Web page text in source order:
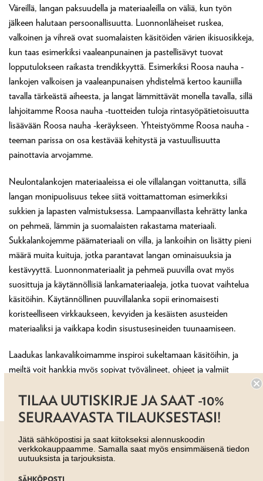
Väreillä, langan paksuudella ja materiaaleilla on väliä, kun työn
jälkeen halutaan persoonallisuutta. Luonnonläheiset ruskea,
valkoinen ja vihreä ovat suomalaisten käsitöiden värien ikisuosikkeja,
kun taas esimerkiksi vaaleanpunainen ja pastellisävyt tuovat
lopputulokseen raikasta trendikkyyttä. Esimerkiksi Roosa nauha -
lankojen valkoisen ja vaaleanpunaisen yhdistelmä kertoo kauniilla
tavalla tärkeästä aiheesta, ja langat lämmittävät monella tavalla, sillä
lahjoitamme Roosa nauha -tuotteiden tuloja rintasyöpätietoisuutta
lisäävään Roosa nauha -keräykseen. Yhteistyömme Roosa nauha -
teeman parissa on osa kestävää kehitystä ja vastuullisuutta
painottavia arvojamme.
Neulontalankojen materiaaleissa ei ole villalangan voittanutta, sillä
langan monipuolisuus tekee siitä voittamattoman esimerkiksi
sukkien ja lapasten valmistuksessa. Lampaanvillasta kehrätty lanka
on pehmeä, lämmin ja suomalaisten rakastama materiaali.
Sukkalankojemme päämateriaali on villa, ja lankoihin on lisätty pieni
määrä muita kuituja, jotka parantavat langan ominaisuuksia ja
kestävyyttä. Luonnonmateriaalit ja pehmeä puuvilla ovat myös
suosittuja ja käytännöllisiä lankamateriaaleja, jotka tuovat vaihtelua
käsitöihin. Käytännöllinen puuvillalanka sopii erinomaisesti
koristeelliseen virkkaukseen, kevyiden ja kesäisten asusteiden
materiaaliksi ja vaikkapa kodin sisustusesineiden tuunaamiseen.
Laadukas lankavalikoimamme inspiroi sukeltamaan käsitöihin, ja
meiltä voit hankkia myös sopivat työvälineet, ohjeet ja valmiit
TILAA UUTISKIRJE JA SAAT -10%
SEURAAVASTA TILAUKSESTASI!
Jätä sähköpostisi ja saat kiitokseksi alennuskoodin
verkkokauppaamme. Samalla saat myös ensimmäisenä tiedon
uutuuksista ja tarjouksista.
SÄHKÖPOSTI